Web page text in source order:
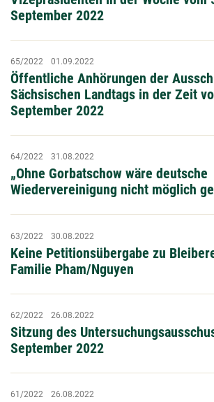
September 2022
Öffentliche Anhörungen der
Sächsischen Landtags in der Zeit
September 2022
65/2022 01.09.2022
„Ohne Gorbatschow wäre deutsche
Wiedervereinigung nicht möglich
64/2022 31.08.2022
Keine Petitionsübergabe zu
Familie Pham/Nguyen
63/2022 30.08.2022
Sitzung des
September 2022
62/2022 26.08.2022
61/2022 26.08.2022